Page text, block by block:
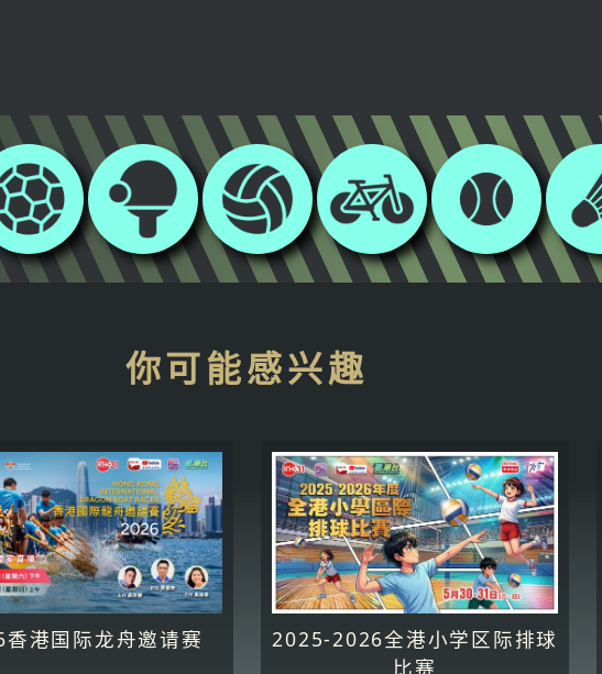
你可能感兴趣
港国际龙舟邀请赛
2025-2026全港小学区际排球
比赛